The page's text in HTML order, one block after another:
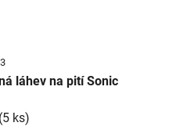
láhev na pití Sonic
(5 ks)